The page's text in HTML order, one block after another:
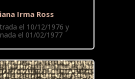
Irma Ross
el 10/12/1976 y
el 01/02/1977